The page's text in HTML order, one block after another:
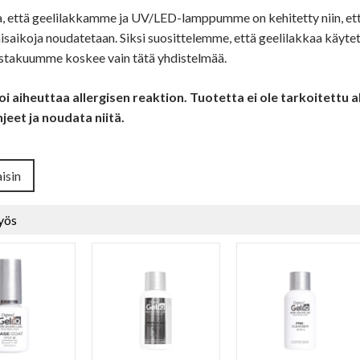
että geelilakkamme ja UV/LED-lamppumme on kehitetty niin,
noudatetaan. Siksi suosittelemme, että geelilakkaa
koskee vain tätä yhdistelmää.
aiheuttaa allergisen reaktion. Tuotetta ei ole tarkoitettu
ja noudata niitä.